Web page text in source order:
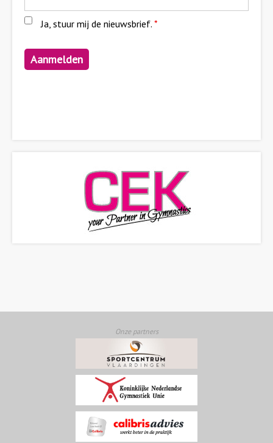
Ja, stuur mij de nieuwsbrief.*
Onze partners